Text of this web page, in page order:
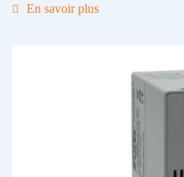
En savoir plus